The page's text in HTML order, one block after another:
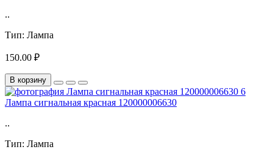
..
Тип: Лампа
150.00 ₽
В корзину
Лампа сигнальная красная 120000006630
..
Тип: Лампа